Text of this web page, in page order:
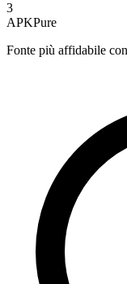
3
APKPure
Fonte più affidabile